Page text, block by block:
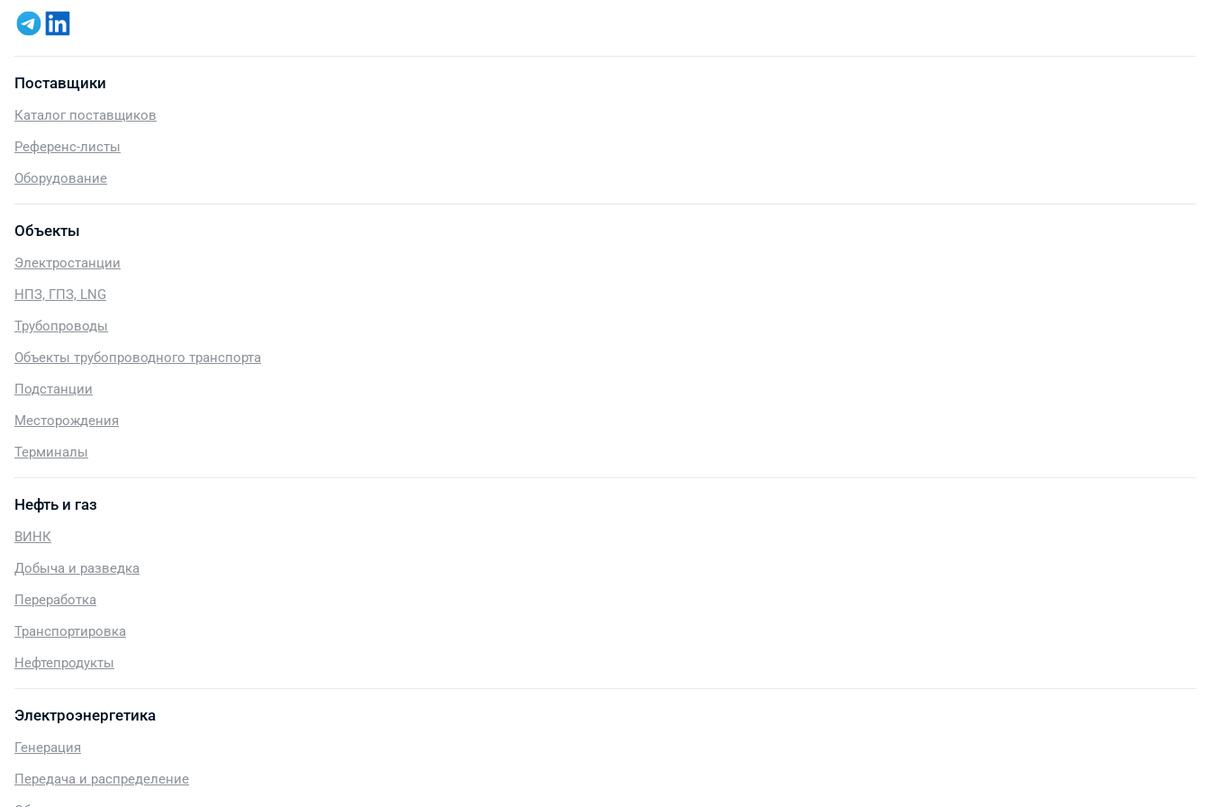
Поставщики
Каталог поставщиков
Референс-листы
Оборудование
Объекты
Электростанции
НПЗ, ГПЗ, LNG
Трубопроводы
Объекты трубопроводного транспорта
Подстанции
Месторождения
Терминалы
Нефть и газ
ВИНК
Добыча и разведка
Переработка
Транспортировка
Нефтепродукты
Электроэнергетика
Генерация
Передача и распределение